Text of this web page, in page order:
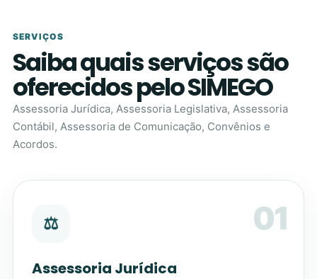
SERVIÇOS
Saiba quais serviços são
oferecidos pelo SIMEGO
Assessoria Jurídica, Assessoria Legislativa, Assessoria
Contábil, Assessoria de Comunicação, Convênios e
Acordos.
01
⚖
Assessoria Jurídica